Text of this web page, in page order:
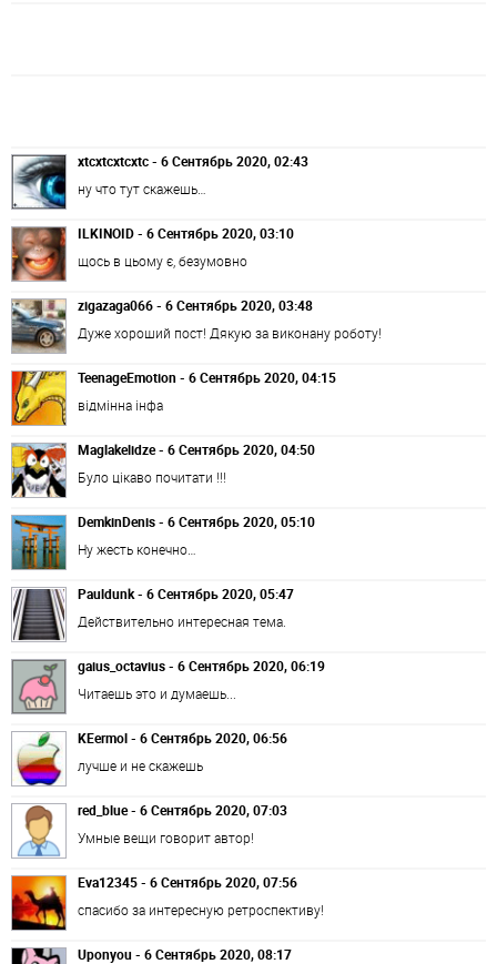
xtcxtcxtcxtc - 6 Сентябрь 2020, 02:43
ну что тут скажешь…
ILKINOID - 6 Сентябрь 2020, 03:10
щось в цьому є, безумовно
zigazaga066 - 6 Сентябрь 2020, 03:48
Дуже хороший пост! Дякую за виконану роботу!
TeenageEmotion - 6 Сентябрь 2020, 04:15
відмінна інфа
Maglakelidze - 6 Сентябрь 2020, 04:50
Було цікаво почитати !!!
DemkinDenis - 6 Сентябрь 2020, 05:10
Ну жесть конечно…
Pauldunk - 6 Сентябрь 2020, 05:47
Действительно интересная тема.
gaius_octavius - 6 Сентябрь 2020, 06:19
Читаешь это и думаешь...
KEermol - 6 Сентябрь 2020, 06:56
лучше и не скажешь
red_blue - 6 Сентябрь 2020, 07:03
Умные вещи говорит автор!
Eva12345 - 6 Сентябрь 2020, 07:56
спасибо за интересную ретроспективу!
Uponyou - 6 Сентябрь 2020, 08:17